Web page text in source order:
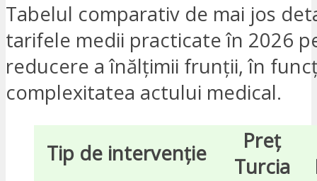
Tabelul comparativ de mai jos
tarifele medii practicate în 2026
reducere a înălțimii frunții, în
complexitatea actului medical.
Tip de intervenție
Preț
Turcia